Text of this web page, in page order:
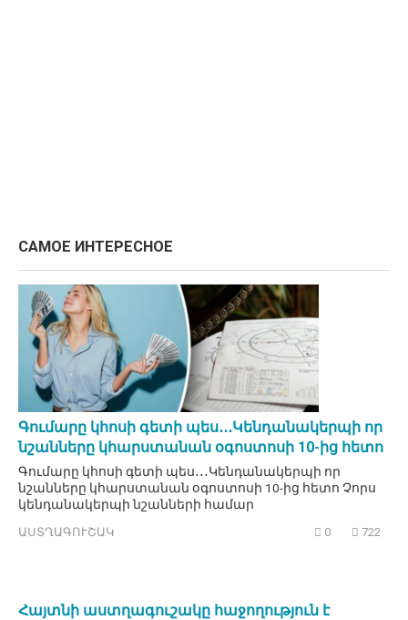
САМОЕ ИНТЕРЕСНОЕ
Գումարը կհոսի գետի պես․․․Կենդանակերպի որ
նշանները կհարստանան օգոստոսի 10-ից հետո
Գումարը կհոսի գետի պես․․․Կենդանակերպի որ
նշանները կհարստանան օգոստոսի 10-ից հետո Չորս
կենդանակերպի նշանների համար
ԱՍՏՂԱԳՈՒՇԱԿ 0 722
Հայտնի աստղագուշակը հաջողություն է